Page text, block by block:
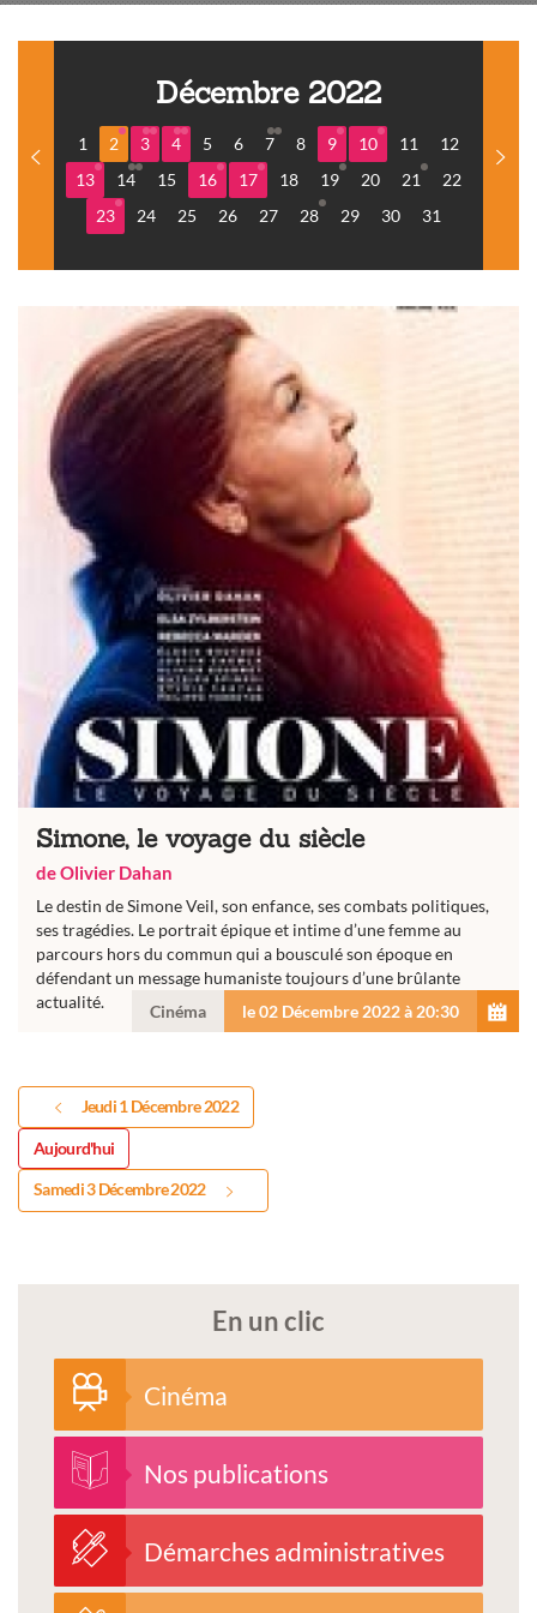
Décembre 2022
1 2 3 4 5 6 7 8 9 10 11
12
13
14 15 16 17 18 19 20 21
22
23
24 25 26 27 28 29 30 31
Simone, le voyage du siècle
de Olivier Dahan
Le destin de Simone Veil, son enfance, ses combats politiques,
ses tragédies. Le portrait épique et intime d’une femme au
parcours hors du commun qui a bousculé son époque en
défendant un message humaniste toujours d’une brûlante
actualité.
Cinéma le 02 Décembre 2022 à 20:30
Jeudi 1 Décembre 2022
Aujourd'hui
Samedi 3 Décembre 2022
En un clic
Cinéma
Nos publications
Démarches administratives